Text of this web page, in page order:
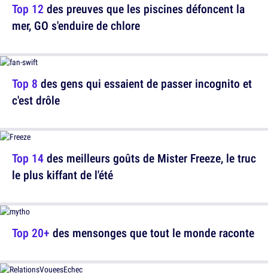
Top 12 des preuves que les piscines défoncent la
mer, GO s'enduire de chlore
Top 14des meilleurs goûts de Mister Freeze, le truc
le plus kiffant de l'été
Top 8 des gens qui essaient de passer incognito et
c'est drôle
Top 20+ des mensonges que tout le monde raconte